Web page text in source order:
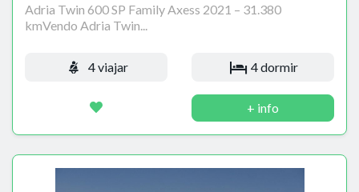
Adria Twin 600 SP Family Axess 2021 – 31.380
kmVendo Adria Twin...
4 viajar 4 dormir
+ info